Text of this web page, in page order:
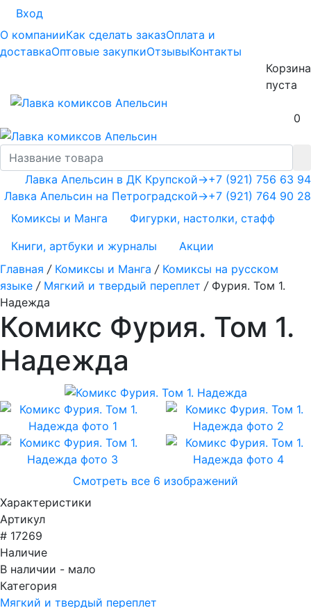
Вход
О компанииКак сделать заказОплата и
доставкаОптовые закупкиОтзывыКонтакты
Корзина
пуста
0
+7 (921) 756 63 94
+7 (921) 764 90 28
Лавка Апельсин в ДК Крупской→
Лавка Апельсин на Петроградской→
Комиксы и Манга
Фигурки, настолки, стафф
Книги, артбуки и журналы
Акции
Главная / Комиксы и Манга / Комиксы на русском
языке / Мягкий и твердый переплет / Фурия. Том 1.
Надежда
Комикс Фурия. Том 1.
Надежда
Смотреть все 6 изображений
Характеристики
Артикул
# 17269
Наличие
В наличии - мало
Категория
Мягкий и твердый переплет